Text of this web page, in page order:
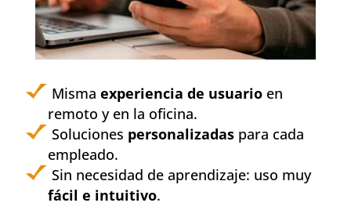
Misma experiencia de usuarioen
remoto y en la oficina.
Soluciones personalizadaspara cada
empleado.
Sin necesidad de aprendizaje: uso muy
fácil e intuitivo.